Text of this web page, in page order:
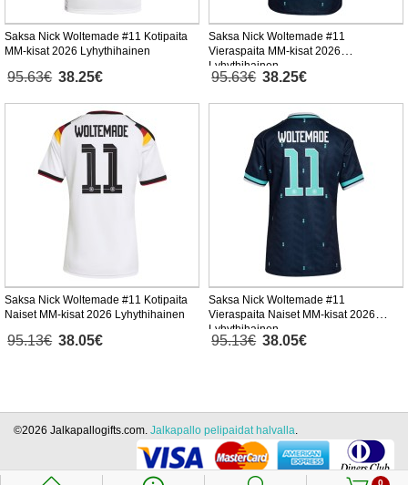
Saksa Nick Woltemade #11 Kotipaita
MM-kisat 2026 Lyhythihainen
95.63€ 38.25€
Saksa Nick Woltemade #11
Vieraspaita MM-kisat 2026
Lyhythihainen
95.63€ 38.25€
Saksa Nick Woltemade #11 Kotipaita
Naiset MM-kisat 2026 Lyhythihainen
95.13€ 38.05€
Saksa Nick Woltemade #11
Vieraspaita Naiset MM-kisat 2026
Lyhythihainen
95.13€ 38.05€
0
©2026 Jalkapallogifts.com. Jalkapallo pelipaidat halvalla.